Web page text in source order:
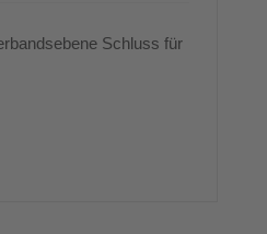
Schluss für